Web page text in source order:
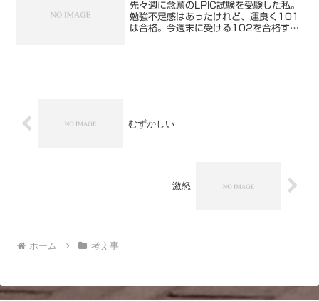
先々週に念願のLPIC試験を受験した私。
勉強不足感はあったけれど、運良く101
は合格。今週末に受ける102を合格すれ
むずかしい
激怒
ホーム 考え事